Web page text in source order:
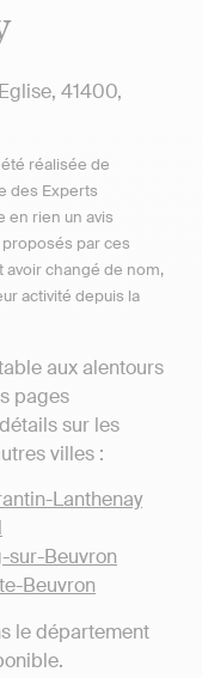
41400,
réalisée de
des Experts
en rien un avis
par ces
changé de nom,
activité depuis la
aux alentours
pages
sur les
villes :
Lanthenay
sur-Beuvron
Beuvron
le département